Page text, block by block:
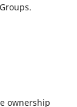
ownership